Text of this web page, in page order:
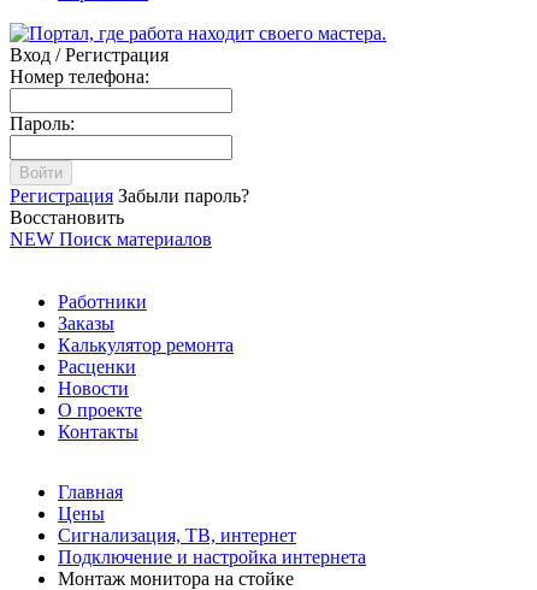
Вход / Регистрация
Номер телефона:
Пароль:
Войти
Регистрация Забыли пароль?
Восстановить
NEW Поиск материалов
Работники
Заказы
Калькулятор ремонта
Расценки
Новости
О проекте
Контакты
Главная
Цены
Сигнализация, ТВ, интернет
Подключение и настройка интернета
Монтаж монитора на стойке